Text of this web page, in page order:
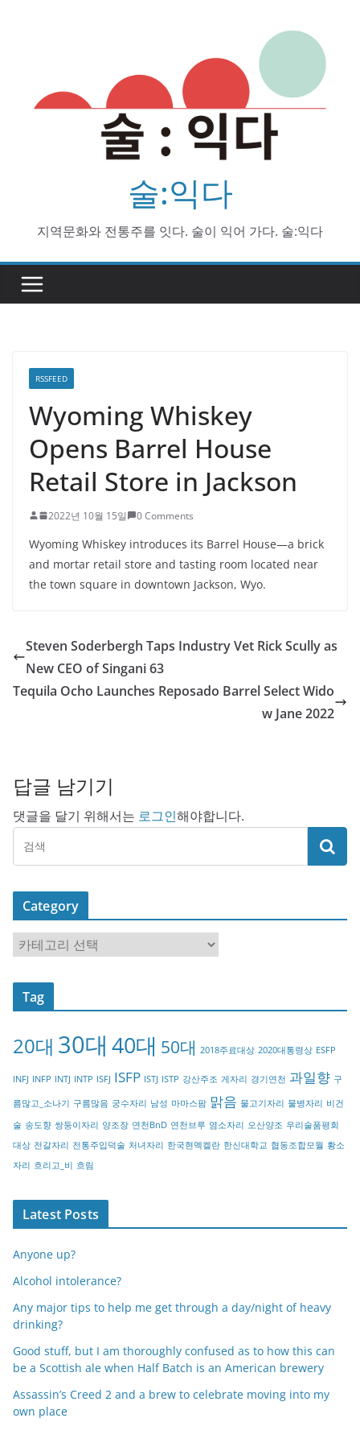
술:익다
지역문화와 전통주를 잇다. 술이 익어 가다. 술:익다
RSSFEED
Wyoming Whiskey
Opens Barrel House
Retail Store in Jackson
2022년 10월 15일 0 Comments
Wyoming Whiskey introduces its Barrel House—a brick
and mortar retail store and tasting room located near
the town square in downtown Jackson, Wyo.
Steven Soderbergh Taps Industry Vet Rick Scully as
New CEO of Singani 63
Tequila Ocho Launches Reposado Barrel Select Wido
w Jane 2022
답글 남기기
댓글을 달기 위해서는 로그인해야합니다.
Category
a
t
o
y
Tag
20대 30대 40대 50대 2018주료대상 2020대통령상 ESFP
INFJ INFP INTJ INTP ISFJ ISFP ISTJ ISTP 강산주조 게자리 경기연천 과일향 구
름많고_소나기 구름많음 궁수자리 남성 마마스팜 맑음 물고기자리 물병자리 비건
술 송도향 쌍둥이자리 양조장 연천BnD 연천브루 염소자리 오산양조 우리술품평회
대상 전갈자리 전통주입덕술 처녀자리 한국현멕켈란 한신대학교 협동조합모월 황소
자리 흐리고_비 흐림
Latest Posts
Anyone up?
Alcohol intolerance?
Any major tips to help me get through a day/night of heavy
drinking?
Good stuff, but I am thoroughly confused as to how this can
be a Scottish ale when Half Batch is an American brewery
Assassin’s Creed 2 and a brew to celebrate moving into my
own place